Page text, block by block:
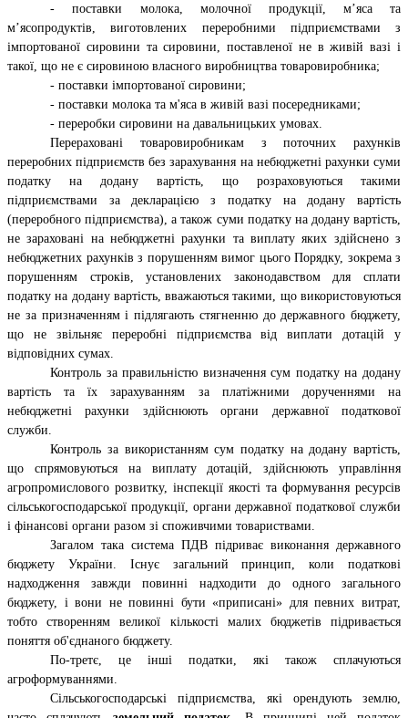
- поставки молока, молочної продукції, м’яса та
м’ясопродуктів, виготовлених переробними підприємствами з
імпортованої сировини та сировини, поставленої не в живій вазі і
такої, що не є сировиною власного виробництва товаровиробника;
- поставки імпортованої сировини;
- поставки молока та м'яса в живій вазі посередниками;
- переробки сировини на давальницьких умовах.
Перераховані товаровиробникам з поточних рахунків
переробних підприємств без зарахування на небюджетні рахунки суми
податку на додану вартість, що розраховуються такими
підприємствами за декларацією з податку на додану вартість
(переробного підприємства), а також суми податку на додану вартість,
не зараховані на небюджетні рахунки та виплату яких здійснено з
небюджетних рахунків з порушенням вимог цього Порядку, зокрема з
порушенням строків, установлених законодавством для сплати
податку на додану вартість, вважаються такими, що використовуються
не за призначенням і підлягають стягненню до державного бюджету,
що не звільняє переробні підприємства від виплати дотацій у
відповідних сумах.
Контроль за правильністю визначення сум податку на додану
вартість та їх зарахуванням за платіжними дорученнями на
небюджетні рахунки здійснюють органи державної податкової
служби.
Контроль за використанням сум податку на додану вартість,
що спрямовуються на виплату дотацій, здійснюють управління
агропромислового розвитку, інспекції якості та формування ресурсів
сільськогосподарської продукції, органи державної податкової служби
і фінансові органи разом зі споживчими товариствами.
Загалом така система ПДВ підриває виконання державного
бюджету України. Існує загальний принцип, коли податкові
надходження завжди повинні надходити до одного загального
бюджету, і вони не повинні бути «приписані» для певних витрат,
тобто створенням великої кількості малих бюджетів підривається
поняття об'єднаного бюджету.
По-третє, це інші податки, які також сплачуються
агроформуваннями.
Сільськогосподарські підприємства, які орендують землю,